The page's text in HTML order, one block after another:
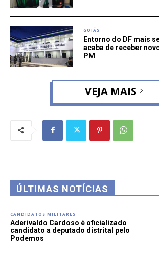
GOIÁS
Entorno do DF mais
acaba de receber
PM
VEJA MAIS
ÚLTIMAS NOTÍCIAS
CANDIDATOS MILITARES
Aderivaldo Cardoso é oficializado
candidato a deputado distrital pelo
Podemos